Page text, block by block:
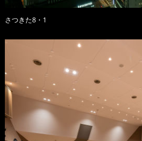
さつきた8・1